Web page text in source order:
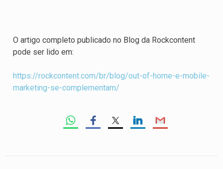
O artigo completo publicado no Blog da Rockcontent
pode ser lido em:
https://rockcontent.com/br/blog/out-of-home-e-mobile-
marketing-se-complementam/